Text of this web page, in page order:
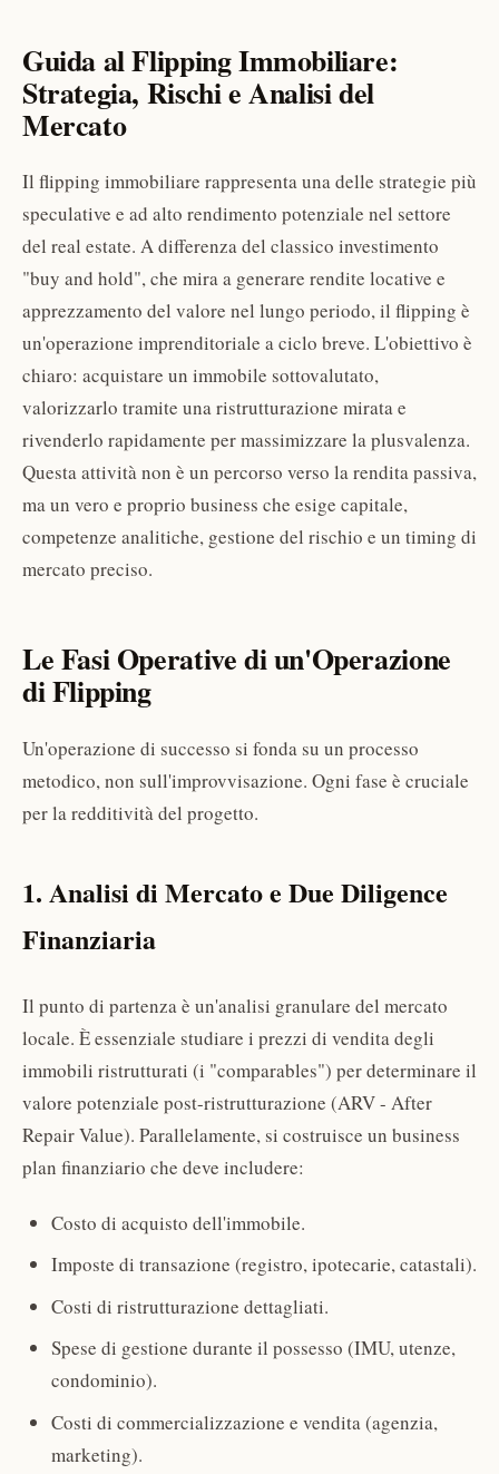
Guida al Flipping Immobiliare:
Strategia, Rischi e Analisi del
Mercato
Il flipping immobiliare rappresenta una delle strategie più
speculative e ad alto rendimento potenziale nel settore
del real estate. A differenza del classico investimento
"buy and hold", che mira a generare rendite locative e
apprezzamento del valore nel lungo periodo, il flipping è
un'operazione imprenditoriale a ciclo breve. L'obiettivo è
chiaro: acquistare un immobile sottovalutato,
valorizzarlo tramite una ristrutturazione mirata e
rivenderlo rapidamente per massimizzare la plusvalenza.
Questa attività non è un percorso verso la rendita passiva,
ma un vero e proprio business che esige capitale,
competenze analitiche, gestione del rischio e un timing di
mercato preciso.
Le Fasi Operative di un'Operazione
di Flipping
Un'operazione di successo si fonda su un processo
metodico, non sull'improvvisazione. Ogni fase è cruciale
per la redditività del progetto.
1. Analisi di Mercato e Due Diligence
Finanziaria
Il punto di partenza è un'analisi granulare del mercato
locale. È essenziale studiare i prezzi di vendita degli
immobili ristrutturati (i "comparables") per determinare il
valore potenziale post-ristrutturazione (ARV - After
Repair Value). Parallelamente, si costruisce un business
plan finanziario che deve includere:
Costo di acquisto dell'immobile.
Imposte di transazione (registro, ipotecarie, catastali).
Costi di ristrutturazione dettagliati.
Spese di gestione durante il possesso (IMU, utenze,
condominio).
Costi di commercializzazione e vendita (agenzia,
marketing).